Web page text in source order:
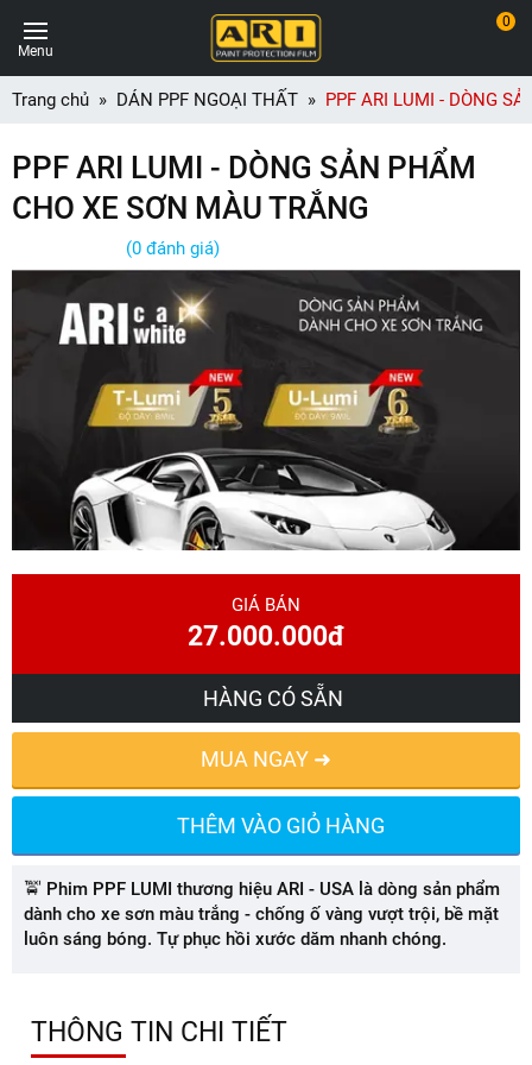
Menu
0
Trang chủ DÁN PPF NGOẠI THẤT PPF ARI LUMI - DÒNG
PPF ARI LUMI - DÒNG SẢN PHẨM
CHO XE SƠN MÀU TRẮNG
(0 đánh giá)
GIÁ BÁN
27.000.000đ
HÀNG CÓ SẴN
MUA NGAY ➜
THÊM VÀO GIỎ HÀNG
🚖 Phim PPF LUMI thương hiệu ARI - USA là dòng sản phẩm
dành cho xe sơn màu trắng - chống ố vàng vượt trội, bề mặt
luôn sáng bóng. Tự phục hồi xước dăm nhanh chóng.
THÔNG TIN CHI TIẾT